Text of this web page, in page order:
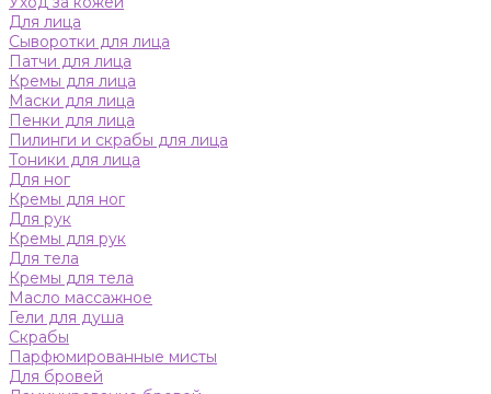
Для лица
Сыворотки для лица
Патчи для лица
Кремы для лица
Маски для лица
Пенки для лица
Пилинги и скрабы для лица
Тоники для лица
Для ног
Кремы для ног
Для рук
Кремы для рук
Для тела
Кремы для тела
Масло массажное
Гели для душа
Скрабы
Парфюмированные мисты
Для бровей